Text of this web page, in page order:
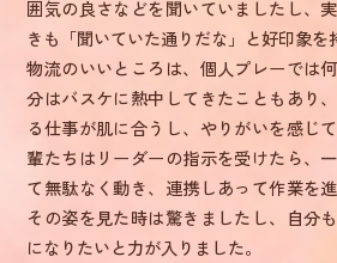
チーム長 K.K.
技能職 Y.W.
作業長 K.H.
事務職 R.T.
チーム長 Y.T.
環境を知る
清和海運での働き方
制度・福利厚生一覧
キャリアステップ
入社後の流れ
囲気の良さなどを聞いていましたし、
きも「聞いていた通りだな」と好印象を
物流のいいところは、個人プレーでは
分はバスケに熱中してきたこともあり
る仕事が肌に合うし、やりがいを感じ
輩たちはリーダーの指示を受けたら、
て無駄なく動き、連携しあって作業を
その姿を見た時は驚きましたし、自分
になりたいと力が入りました。